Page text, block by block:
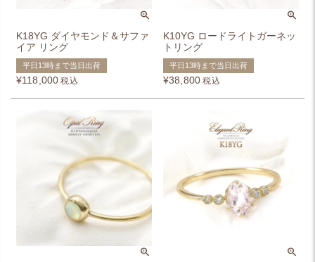
K18YG ダイヤモンド＆サファ
イア リング
平日13時まで当日出荷
¥118,000 税込
K10YG ロードライトガーネッ
トリング
平日13時まで当日出荷
¥38,800 税込